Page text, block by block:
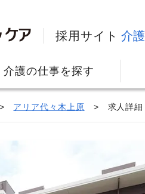
採用サイト 介護
介護の仕事を探す
アリア代々木上原 求人詳細